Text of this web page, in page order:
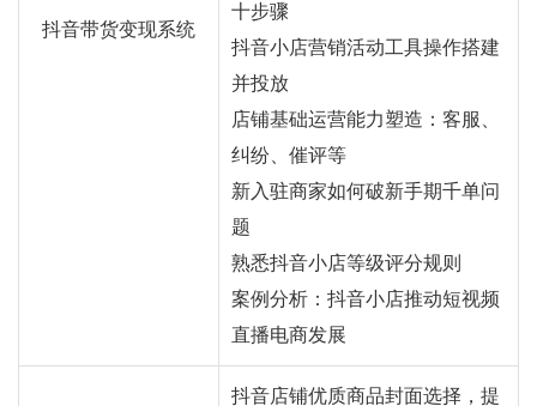
抖音带货变现系统
十步骤
抖音小店营销活动工具操作搭建
并投放
店铺基础运营能力塑造：客服、
纠纷、催评等
新入驻商家如何破新手期千单问
题
熟悉抖音小店等级评分规则
案例分析：抖音小店推动短视频
直播电商发展
抖音店铺优质商品封面选择，提